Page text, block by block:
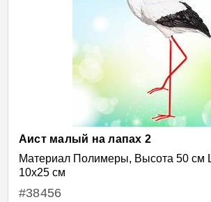
Аист малый на лапах 2
Материал Полимеры, Высота 50 см
10х25 см
#38456